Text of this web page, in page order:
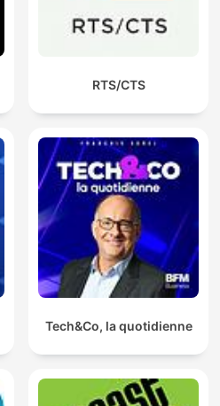
RTS/CTS
Tech&Co, la quotidienne